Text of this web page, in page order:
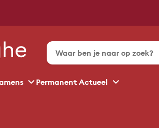
Permanent Actueel